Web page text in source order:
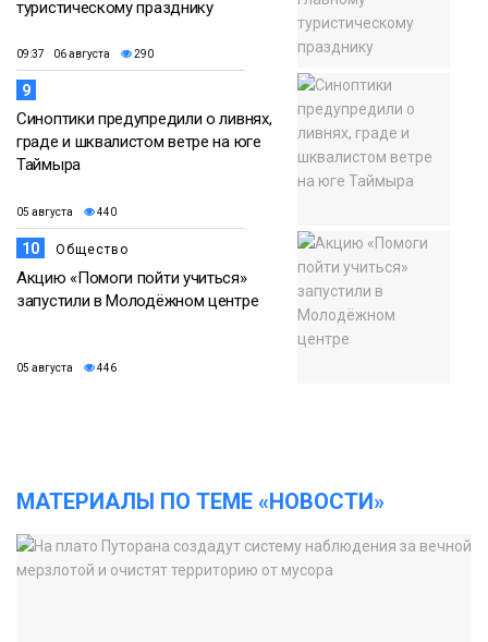
туристическому празднику
09:37 06 августа 290
9
Синоптики предупредили о ливнях,
граде и шквалистом ветре на юге
Таймыра
05 августа 440
10 Общество
Акцию «Помоги пойти учиться»
запустили в Молодёжном центре
05 августа 446
МАТЕРИАЛЫ ПО ТЕМЕ «НОВОСТИ»